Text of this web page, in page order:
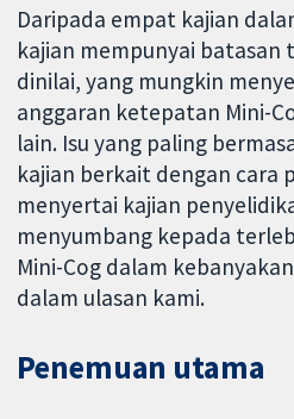
Daripada empat kajian
kajian mempunyai batasan
dinilai, yang mungkin
anggaran ketepatan Mini-
lain. Isu yang paling
kajian berkait dengan cara
menyertai kajian
menyumbang kepada
Mini-Cog dalam
dalam ulasan kami.
Penemuan utama